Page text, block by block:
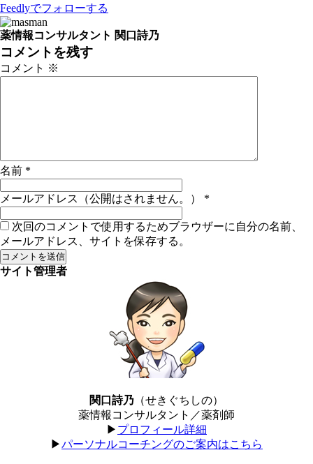
Feedlyでフォローする
薬情報コンサルタント 関口詩乃
コメントを残す
コメント ※
名前 *
メールアドレス（公開はされません。） *
次回のコメントで使用するためブラウザーに自分の名前、
メールアドレス、サイトを保存する。
サイト管理者
関口詩乃 （せきぐちしの）
薬情報コンサルタント／薬剤師
▶︎ プロフィール詳細
▶︎パーソナルコーチングのご案内はこちら